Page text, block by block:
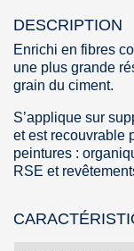
DESCRIPTION
Enrichi en fibres
une plus grande
grain du ciment.
S’applique sur
et est recouvrable
peintures :
RSE et